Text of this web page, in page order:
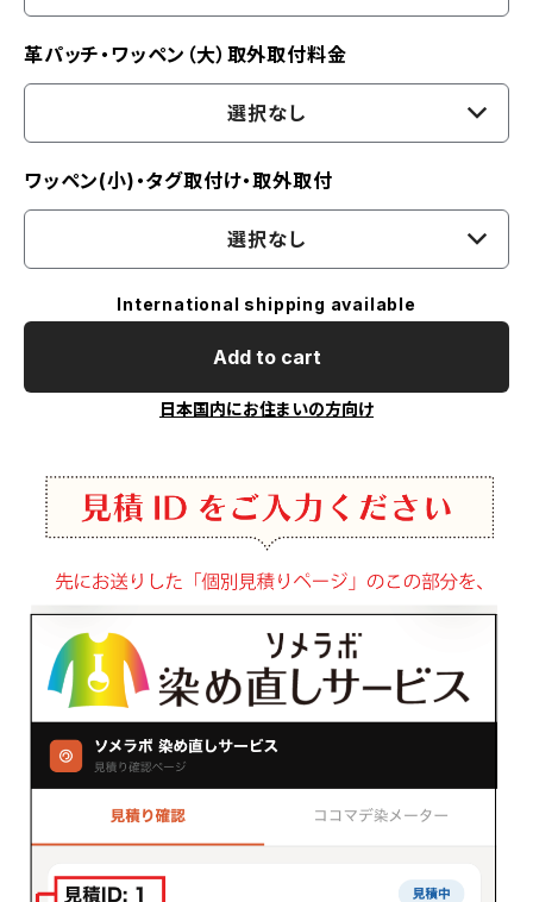
革パッチ・ワッペン（大）取外取付料金
選択なし
ワッペン(小)・タグ取付け・取外取付
選択なし
International shipping available
Add to cart
日本国内にお住まいの方向け